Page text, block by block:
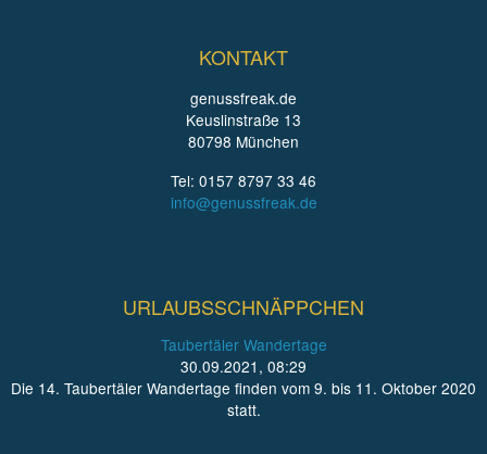
KONTAKT
genussfreak.de
Keuslinstraße 13
80798 München
Tel: 0157 8797 33 46
info@genussfreak.de
URLAUBSSCHNÄPPCHEN
Taubertäler Wandertage
30.09.2021, 08:29
Die 14. Taubertäler Wandertage finden vom 9. bis 11. Oktober 2020
statt.